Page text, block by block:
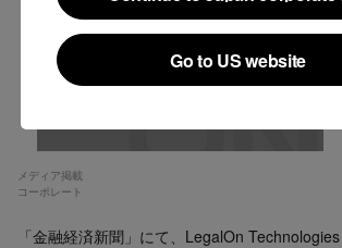
Continue to Japan corporate
Go to US website
Go to US website
メディア掲載
コーポレート
「金融経済新聞」にて、LegalOn Technologies